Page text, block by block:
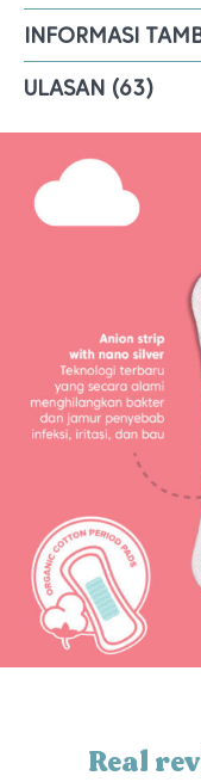
INFORMASI
ULASAN (63)
Real